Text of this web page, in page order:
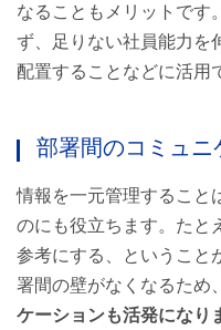
なることもメリットです
ず、足りない社員能力を
配置することなどに活用
部署間のコミュ
情報を一元管理すること
のにも役立ちます。たと
参考にする、ということ
署間の壁がなくなるため、
ケーションも活発になり